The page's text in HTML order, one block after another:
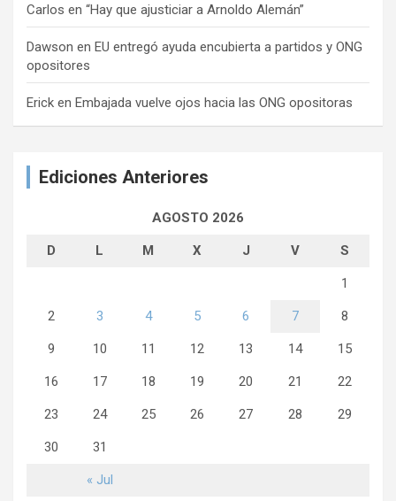
Carlos en “Hay que ajusticiar a Arnoldo Alemán”
Dawson en EU entregó ayuda encubierta a partidos y ONG
opositores
Erick en Embajada vuelve ojos hacia las ONG opositoras
Ediciones Anteriores
AGOSTO 2026
D L M X J V S
« Jul
1
2 3 4 5 6 7 8
9 10 11 12 13 14 15
16 17 18 19 20 21 22
23 24 25 26 27 28 29
30 31